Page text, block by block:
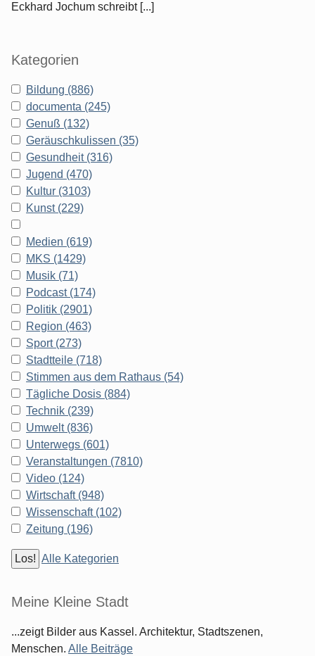
Eckhard Jochum schreibt [...]
Kategorien
Bildung (886)
documenta (245)
Genuß (132)
Geräuschkulissen (35)
Gesundheit (316)
Jugend (470)
Kultur (3103)
Kunst (229)
Medien (619)
MKS (1429)
Musik (71)
Podcast (174)
Politik (2901)
Region (463)
Sport (273)
Stadtteile (718)
Stimmen aus dem Rathaus (54)
Tägliche Dosis (884)
Technik (239)
Umwelt (836)
Unterwegs (601)
Veranstaltungen (7810)
Video (124)
Wirtschaft (948)
Wissenschaft (102)
Zeitung (196)
Alle Kategorien
Meine Kleine Stadt
...zeigt Bilder aus Kassel. Architektur, Stadtszenen,
Menschen. Alle Beiträge